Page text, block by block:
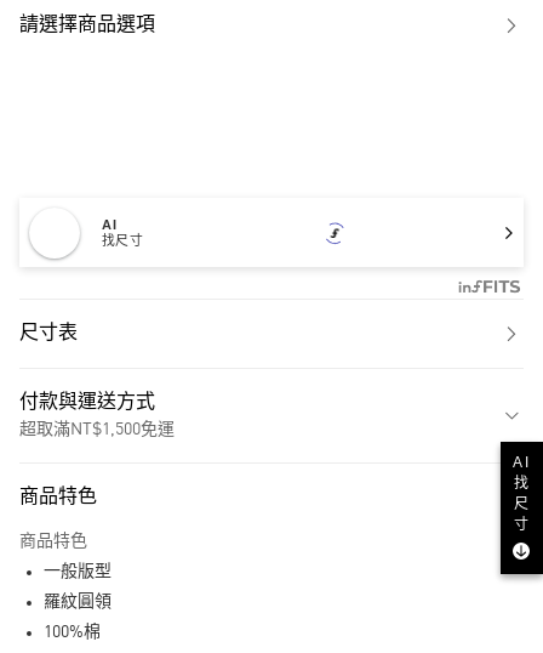
請選擇商品選項
AI
找尺寸
尺寸表
付款與運送方式
超取滿NT$1,500免運
LINE Pay
商品特色
商品特色
一般版型
羅紋圓領
100%棉
AI
找
尺
寸